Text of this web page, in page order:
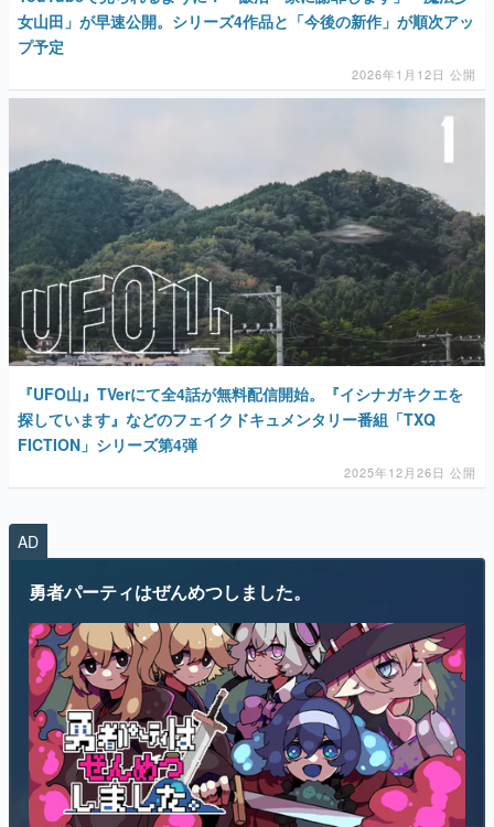
女山田」が早速公開。シリーズ4作品と「今後の新作」が順次アッ
プ予定
2026年1月12日 公開
『UFO山』TVerにて全4話が無料配信開始。『イシナガキクエを
探しています』などのフェイクドキュメンタリー番組「TXQ
FICTION」シリーズ第4弾
2025年12月26日 公開
AD
勇者パーティはぜんめつしました。